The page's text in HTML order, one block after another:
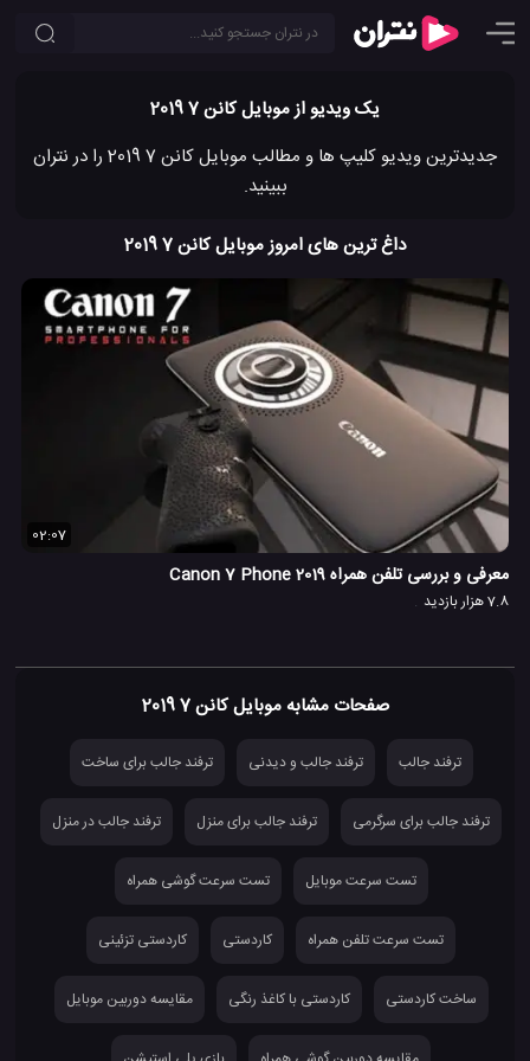
یک ویدیو از موبایل کانن 7 2019
جدیدترین ویدیو کلیپ ها و مطالب موبایل کانن 7 2019 را در نتران
ببینید.
داغ ترین های امروز موبایل کانن 7 2019
02:07
معرفی و بررسی تلفن همراه Canon 7 Phone 2019
7.8 هزار بازدید
صفحات مشابه موبایل کانن 7 2019
ترفند جالب ترفند جالب و دیدنی ترفند جالب برای ساخت
ترفند جالب برای سرگرمی ترفند جالب برای منزل ترفند جالب در منزل
تست سرعت موبایل تست سرعت گوشی همراه
تست سرعت تلفن همراه کاردستی کاردستی تزئینی
ساخت کاردستی کاردستی با کاغذ رنگی مقایسه دوربین موبایل